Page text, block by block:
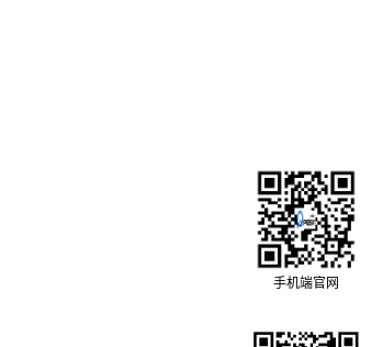
手机端官网